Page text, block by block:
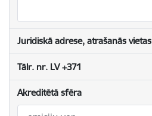
Juridiskā adrese, atrašanās vietas
Tālr. nr. LV +371
Akreditētā sfēra